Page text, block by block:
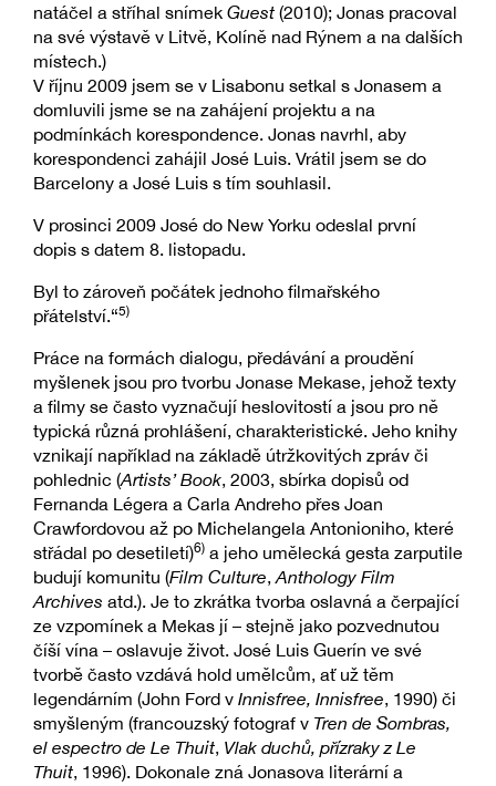
natáčel a stříhal snímek Guest (2010); Jonas pracoval
na své výstavě v Litvě, Kolíně nad Rýnem a na dalších
místech.)
V říjnu 2009 jsem se v Lisabonu setkal s Jonasem a
domluvili jsme se na zahájení projektu a na
podmínkách korespondence. Jonas navrhl, aby
korespondenci zahájil José Luis. Vrátil jsem se do
Barcelony a José Luis s tím souhlasil.
V prosinci 2009 José do New Yorku odeslal první
dopis s datem 8. listopadu.
Byl to zároveň počátek jednoho filmařského
přátelství.“5)
Práce na formách dialogu, předávání a proudění
myšlenek jsou pro tvorbu Jonase Mekase, jehož texty
a filmy se často vyznačují heslovitostí a jsou pro ně
typická různá prohlášení, charakteristické. Jeho knihy
vznikají například na základě útržkovitých zpráv či
pohlednic (Artists’ Book, 2003, sbírka dopisů od
Fernanda Légera a Carla Andreho přes Joan
Crawfordovou až po Michelangela Antonioniho, které
střádal po desetiletí)6) a jeho umělecká gesta zarputile
budují komunitu (Film Culture, Anthology Film
Archives atd.). Je to zkrátka tvorba oslavná a čerpající
ze vzpomínek a Mekas jí – stejně jako pozvednutou
číší vína – oslavuje život. José Luis Guerín ve své
tvorbě často vzdává hold umělcům, ať už těm
legendárním (John Ford v Innisfree, Innisfree, 1990) či
smyšleným (francouzský fotograf v Tren de Sombras,
el espectro de Le Thuit, Vlak duchů, přízraky z Le
Thuit, 1996). Dokonale zná Jonasova literární a